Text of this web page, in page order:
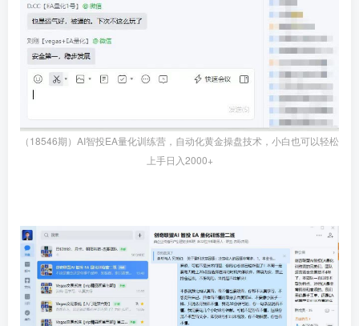
（18546期）AI智投EA量化训练营，自动化黄金操盘技术，小白也可以轻松
上手日入2000+